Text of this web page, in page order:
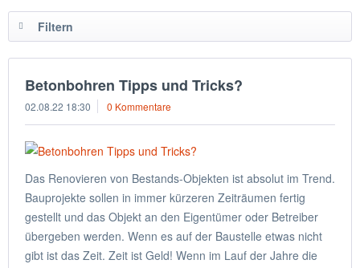
Filtern
Betonbohren Tipps und Tricks?
02.08.22 18:30 0 Kommentare
Das Renovieren von Bestands-Objekten ist absolut im Trend.
Bauprojekte sollen in immer kürzeren Zeiträumen fertig
gestellt und das Objekt an den Eigentümer oder Betreiber
übergeben werden. Wenn es auf der Baustelle etwas nicht
gibt ist das Zeit. Zeit ist Geld! Wenn im Lauf der Jahre die